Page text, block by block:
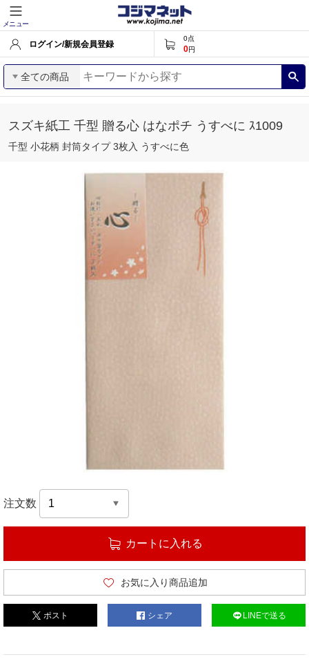
メニュー
ログイン/新規会員登録
0点
0円
全ての商品
スズキ紙工 千型 贈る心 はなポチ うすべに ｽ1009
千型 小花柄 封筒タイプ 3枚入 うすべに色
注文数
カートに入れる
お気に入り商品追加
ポスト シェア LINEで送る